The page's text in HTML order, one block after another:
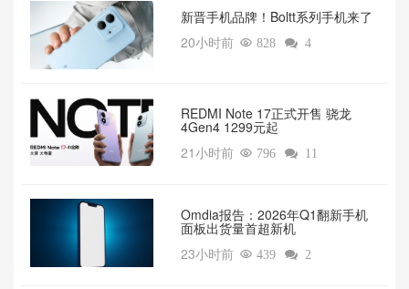
新晋手机品牌！Boltt系列手机来了
20小时前  828  4
REDMI Note 17正式开售 骁龙
4Gen4 1299元起
21小时前  796  11
Omdia报告：2026年Q1翻新手机
面板出货量首超新机
23小时前  439  2